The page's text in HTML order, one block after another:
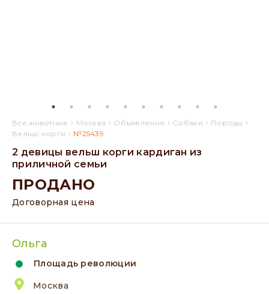
Все животные › Москва › Объявления › Собаки › Породы ›
Вельш-корги › №25439
2 девицы вельш корги кардиган из
приличной семьи
ПРОДАНО
Договорная цена
Ольга
Площадь революции
Москва